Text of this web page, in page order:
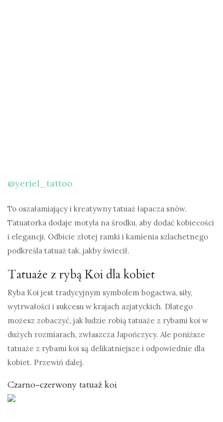
@yeriel_tattoo
To oszałamiający i kreatywny tatuaż łapacza snów.
Tatuatorka dodaje motyla na środku, aby dodać kobiecości
i elegancji. Odbicie złotej ramki i kamienia szlachetnego
podkreśla tatuaż tak, jakby świecił.
Tatuaże z rybą Koi dla kobiet
Ryba Koi jest tradycyjnym symbolem bogactwa, siły,
wytrwałości i sukcesu w krajach azjatyckich. Dlatego
możesz zobaczyć, jak ludzie robią tatuaże z rybami koi w
dużych rozmiarach, zwłaszcza Japończycy. Ale poniższe
tatuaże z rybami koi są delikatniejsze i odpowiednie dla
kobiet. Przewiń dalej.
Czarno-czerwony tatuaż koi